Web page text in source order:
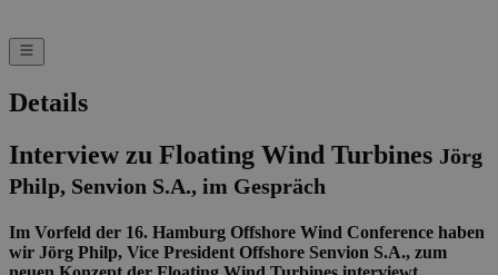
Details
Interview zu Floating Wind Turbines Jörg
Philp, Senvion S.A., im Gespräch
Im Vorfeld der 16. Hamburg Offshore Wind Conference haben
wir Jörg Philp, Vice President Offshore Senvion S.A., zum